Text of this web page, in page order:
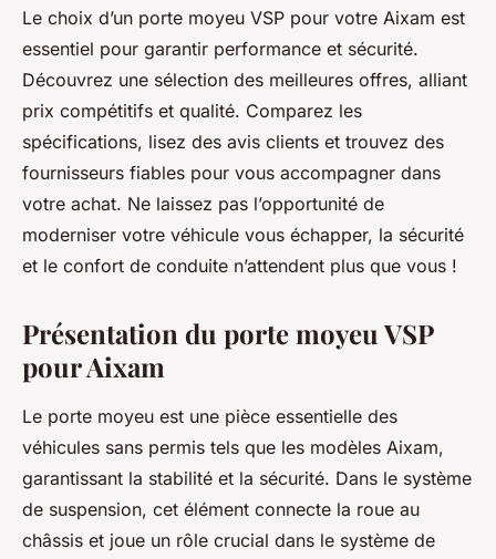
Le choix d’un porte moyeu VSP pour votre Aixam est
essentiel pour garantir performance et sécurité.
Découvrez une sélection des meilleures offres, alliant
prix compétitifs et qualité. Comparez les
spécifications, lisez des avis clients et trouvez des
fournisseurs fiables pour vous accompagner dans
votre achat. Ne laissez pas l’opportunité de
moderniser votre véhicule vous échapper, la sécurité
et le confort de conduite n’attendent plus que vous !
Présentation du porte moyeu VSP
pour Aixam
Le porte moyeu est une pièce essentielle des
véhicules sans permis tels que les modèles Aixam,
garantissant la stabilité et la sécurité. Dans le système
de suspension, cet élément connecte la roue au
châssis et joue un rôle crucial dans le système de